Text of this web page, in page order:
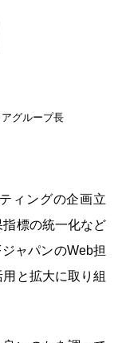
グループ長
ィングの企画立
標の統一化など
ャパンのWeb担
と拡大に取り組